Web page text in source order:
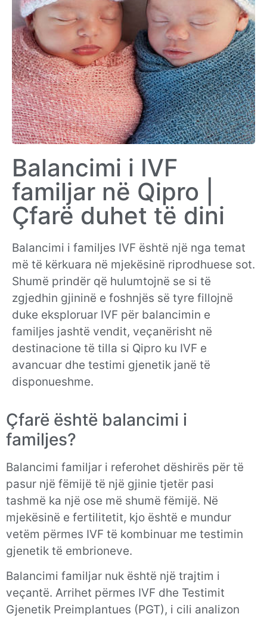
Balancimi i IVF
familjar në Qipro |
Çfarë duhet të dini
Balancimi i familjes IVF është një nga temat
më të kërkuara në mjekësinë riprodhuese sot.
Shumë prindër që hulumtojnë se si të
zgjedhin gjininë e foshnjës së tyre fillojnë
duke eksploruar IVF për balancimin e
familjes jashtë vendit, veçanërisht në
destinacione të tilla si Qipro ku IVF e
avancuar dhe testimi gjenetik janë të
disponueshme.
Çfarë është balancimi i
familjes?
Balancimi familjar i referohet dëshirës për të
pasur një fëmijë të një gjinie tjetër pasi
tashmë ka një ose më shumë fëmijë. Në
mjekësinë e fertilitetit, kjo është e mundur
vetëm përmes IVF të kombinuar me testimin
gjenetik të embrioneve.
Balancimi familjar nuk është një trajtim i
veçantë. Arrihet përmes IVF dhe Testimit
Gjenetik Preimplantues (PGT), i cili analizon